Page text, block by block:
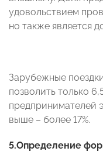
удовольствием
но также является
Зарубежные
позволить только
предпринимателей
выше – более 17%.
5.Определение